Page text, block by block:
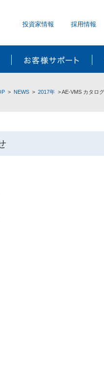
投資家情報 採用情報
NEWS 2017年 AE-VMS カタロ